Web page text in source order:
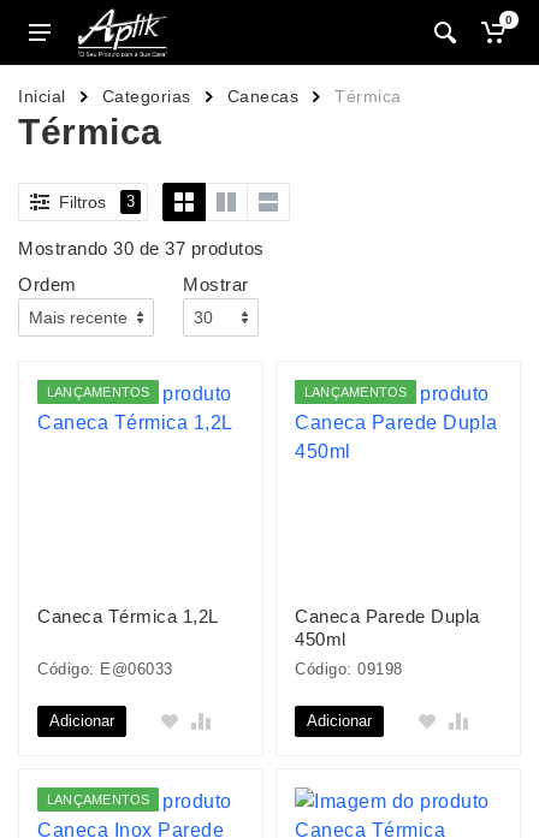
0
Inicial Categorias Canecas Térmica
Térmica
Filtros 3
Mostrando 30 de 37 produtos
Ordem
Mostrar
LANÇAMENTOS
Caneca Térmica 1,2L
Código: E@06033
Adicionar
LANÇAMENTOS
Caneca Parede Dupla
450ml
Código: 09198
Adicionar
LANÇAMENTOS